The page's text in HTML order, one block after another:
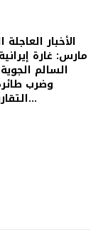
مارس: غارة
السالم
وضرب
التقارير أن القوات الأمريكية…